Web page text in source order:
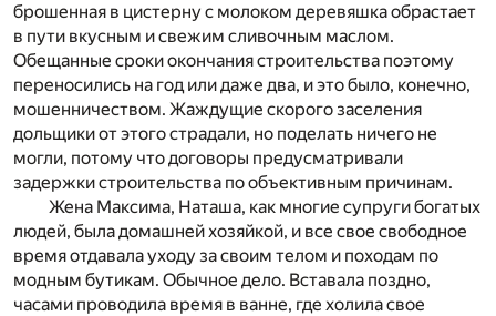
брошенная в цистерну с молоком деревяшка обрастает
в пути вкусным и свежим сливочным маслом.
Обещанные сроки окончания строительства поэтому
переносились на год или даже два, и это было, конечно,
мошенничеством. Жаждущие скорого заселения
дольщики от этого страдали, но поделать ничего не
могли, потому что договоры предусматривали
задержки строительства по объективным причинам.
Жена Максима, Наташа, как многие супруги богатых
людей, была домашней хозяйкой, и все свое свободное
время отдавала уходу за своим телом и походам по
модным бутикам. Обычное дело. Вставала поздно,
часами проводила время в ванне, где холила свое